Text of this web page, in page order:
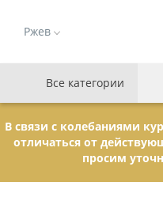
Ржев
Все категории
В связи с колебаниями
отличаться от
просим